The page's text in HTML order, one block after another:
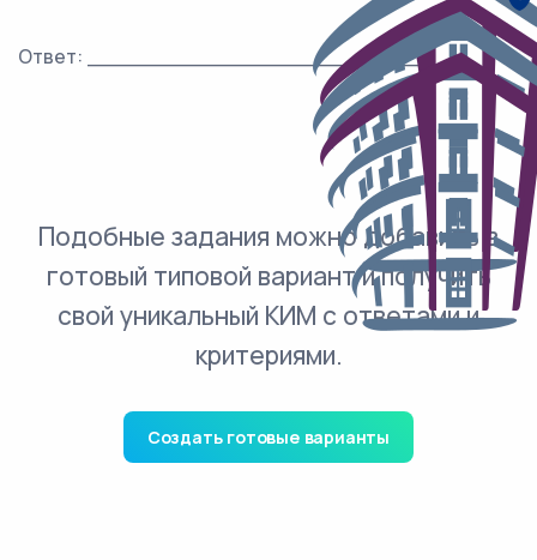
Ответ: ___________________________.
Подобные задания можно добавить в
готовый типовой вариант и получить
свой уникальный КИМ с ответами и
критериями.
Создать готовые варианты